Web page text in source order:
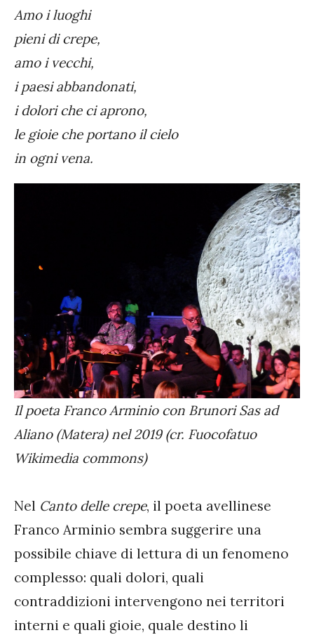
Amo i luoghi
pieni di crepe,
amo i vecchi,
i paesi abbandonati,
i dolori che ci aprono,
le gioie che portano il cielo
in ogni vena.
Il poeta Franco Arminio con Brunori Sas ad
Aliano (Matera) nel 2019 (cr. Fuocofatuo
Wikimedia commons)
Nel Canto delle crepe, il poeta avellinese
Franco Arminio sembra suggerire una
possibile chiave di lettura di un fenomeno
complesso: quali dolori, quali
contraddizioni intervengono nei territori
interni e quali gioie, quale destino li